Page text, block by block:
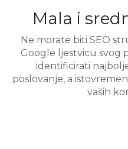
Mala i
Ne morate biti SEO
Google ljestvicu svog
identificirati
poslovanje, a
vaših